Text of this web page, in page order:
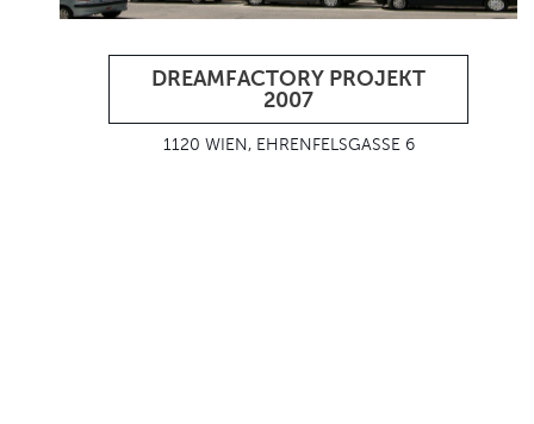
DREAMFACTORY PROJEKT
2007
1120 WIEN, EHRENFELSGASSE 6